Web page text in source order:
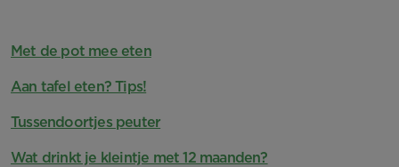
Met de pot mee eten
Aan tafel eten? Tips!
Tussendoortjes peuter
Wat drinkt je kleintje met 12 maanden?